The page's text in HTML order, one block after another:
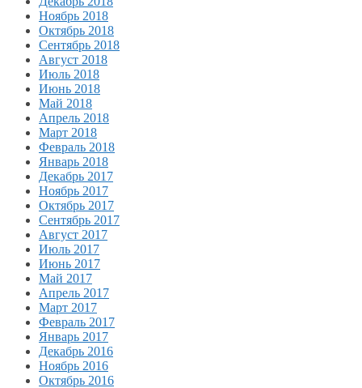
Ноябрь 2018
Октябрь 2018
Сентябрь 2018
Август 2018
Июль 2018
Июнь 2018
Май 2018
Апрель 2018
Март 2018
Февраль 2018
Январь 2018
Декабрь 2017
Ноябрь 2017
Октябрь 2017
Сентябрь 2017
Август 2017
Июль 2017
Июнь 2017
Май 2017
Апрель 2017
Март 2017
Февраль 2017
Январь 2017
Декабрь 2016
Ноябрь 2016
Октябрь 2016